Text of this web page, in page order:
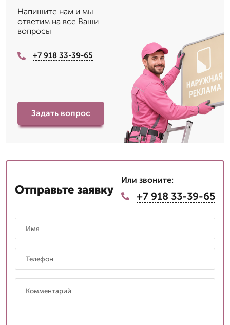
Напишите нам и мы
ответим на все Ваши
вопросы
+7 918 33-39-65
Задать вопрос
Отправьте заявку
Или звоните:
+7 918 33-39-65